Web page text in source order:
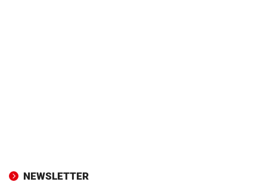
NEWSLETTER